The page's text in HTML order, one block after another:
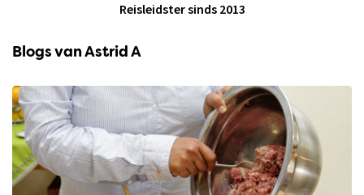
Reisleidster sinds 2013
Blogs van Astrid A